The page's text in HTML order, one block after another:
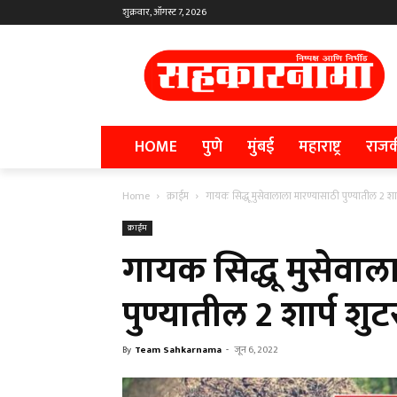
शुक्रवार, ऑगस्ट 7, 2026
HOME पुणे मुंबई महाराष्ट्र
Home क्राईम गायक सिद्धू मुसेवालाला मारण्यासाठी पुण्यातील 2
क्राईम
गायक सिद्धू
पुण्यातील 2 शार्प
By Team Sahkarnama - जून 6, 2022